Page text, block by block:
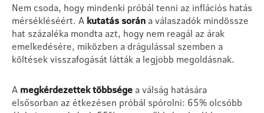
Nem csoda, hogy mindenki próbál tenni az inflációs hatás
mérsékléséért. A kutatás során a válaszadók mindössze
hat százaléka mondta azt, hogy nem reagál az árak
emelkedésére, miközben a drágulással szemben a
költések visszafogását látták a legjobb megoldásnak.
A megkérdezettek többsége a válság hatására
elsősorban az étkezésen próbál spórolni: 65% olcsóbb